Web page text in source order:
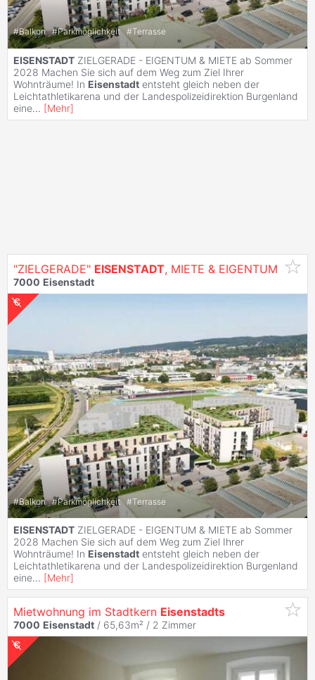
#Balkon #Parkmöglichkeit #Terrasse
EISENSTADT ZIELGERADE - EIGENTUM & MIETE ab Sommer
2028 Machen Sie sich auf dem Weg zum Ziel Ihrer
Wohnträume! In Eisenstadt entsteht gleich neben der
Leichtathletikarena und der Landespolizeidirektion Burgenland
eine... [Mehr]
"ZIELGERADE" EISENSTADT, MIETE & EIGENTUM
7000 Eisenstadt
#Balkon #Parkmöglichkeit #Terrasse
EISENSTADT ZIELGERADE - EIGENTUM & MIETE ab Sommer
2028 Machen Sie sich auf dem Weg zum Ziel Ihrer
Wohnträume! In Eisenstadt entsteht gleich neben der
Leichtathletikarena und der Landespolizeidirektion Burgenland
eine... [Mehr]
Mietwohnung im Stadtkern Eisenstadts
7000 Eisenstadt / 65,63m² / 2 Zimmer